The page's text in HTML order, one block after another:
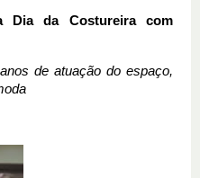
Dia da Costureira com
de atuação do espaço,